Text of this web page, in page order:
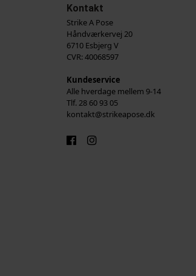
Kontakt
Strike A Pose
Håndværkervej 20
6710 Esbjerg V
CVR: 40068597
Kundeservice
Alle hverdage mellem 9-14
Tlf. 28 60 93 05
kontakt@strikeapose.dk